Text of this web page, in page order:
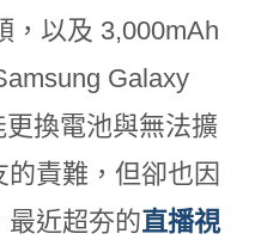
，以及 3,000mAh
Galaxy
換電池與無法擴
責難，但卻也因
最近超夯的直播視